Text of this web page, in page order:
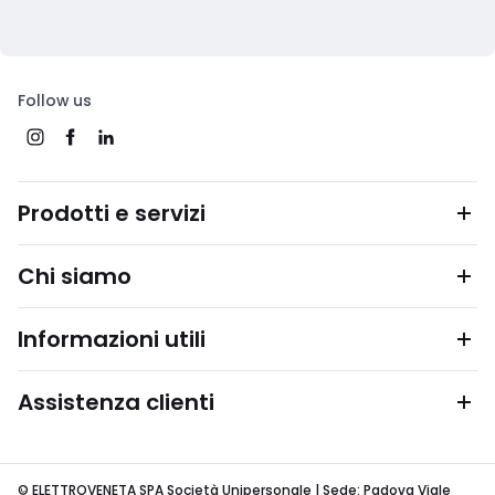
Follow us
Prodotti e servizi
Chi siamo
Informazioni utili
Assistenza clienti
© ELETTROVENETA SPA Società Unipersonale | Sede: Padova Viale